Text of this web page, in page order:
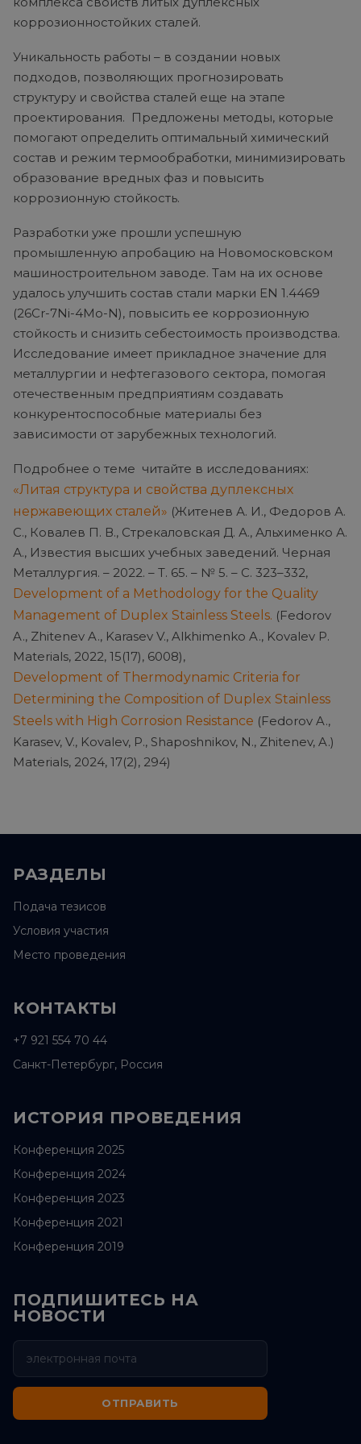
коррозионностойких сталей.
Уникальность работы – в создании новых
подходов, позволяющих прогнозировать
структуру и свойства сталей еще на этапе
проектирования. Предложены методы, которые
помогают определить оптимальный химический
состав и режим термообработки, минимизировать
образование вредных фаз и повысить
коррозионную стойкость.
Разработки уже прошли успешную
промышленную апробацию на Новомосковском
машиностроительном заводе. Там на их основе
удалось улучшить состав стали марки EN 1.4469
(26Cr-7Ni-4Mo-N), повысить ее коррозионную
стойкость и снизить себестоимость производства.
Исследование имеет прикладное значение для
металлургии и нефтегазового сектора, помогая
отечественным предприятиям создавать
конкурентоспособные материалы без
зависимости от зарубежных технологий.
Подробнее о теме читайте в исследованиях:
«Литая структура и свойства дуплексных
нержавеющих сталей» (Житенев А. И., Федоров А.
С., Ковалев П. В., Стрекаловская Д. А., Альхименко А.
А., Известия высших учебных заведений. Черная
Металлургия. – 2022. – Т. 65. – № 5. – С. 323–332,
Development of a Methodology for the Quality
Management of Duplex Stainless Steels. (Fedorov
A., Zhitenev A., Karasev V., Alkhimenko A., Kovalev P.
Materials, 2022, 15(17), 6008),
Development of Thermodynamic Criteria for
Determining the Composition of Duplex Stainless
Steels with High Corrosion Resistance (Fedorov A.,
Karasev, V., Kovalev, P., Shaposhnikov, N., Zhitenev, A.)
Materials, 2024, 17(2), 294)
РАЗДЕЛЫ
Подача тезисов
Условия участия
Место проведения
КОНТАКТЫ
+7 921 554 70 44
Санкт-Петербург, Россия
ИСТОРИЯ ПРОВЕДЕНИЯ
Конференция 2025
Конференция 2024
Конференция 2023
Конференция 2021
Конференция 2019
ПОДПИШИТЕСЬ НА
НОВОСТИ
ОТПРАВИТЬ